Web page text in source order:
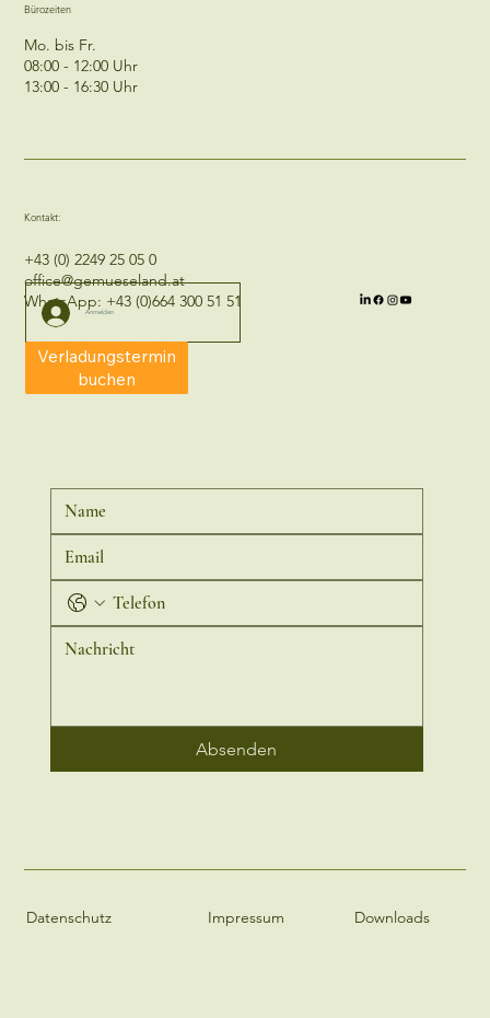
Bürozeiten
Mo. bis Fr.
08:00 - 12:00 Uhr
13:00 - 16:30 Uhr
Kontakt:
+43 (0) 2249 25 05 0
office@gemueseland.at
WhatsApp: +43 (0)664 300 51 51
Anmelden
Verladungstermin
buchen
Absenden
Datenschutz Impressum Downloads